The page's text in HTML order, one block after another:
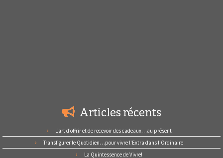
Articles récents
L’art d’offrir et de recevoir des cadeaux…au présent
Transfigurer le Quotidien…pour vivre l’Extra dans l’Ordinaire
La Quintessence de Vivre!